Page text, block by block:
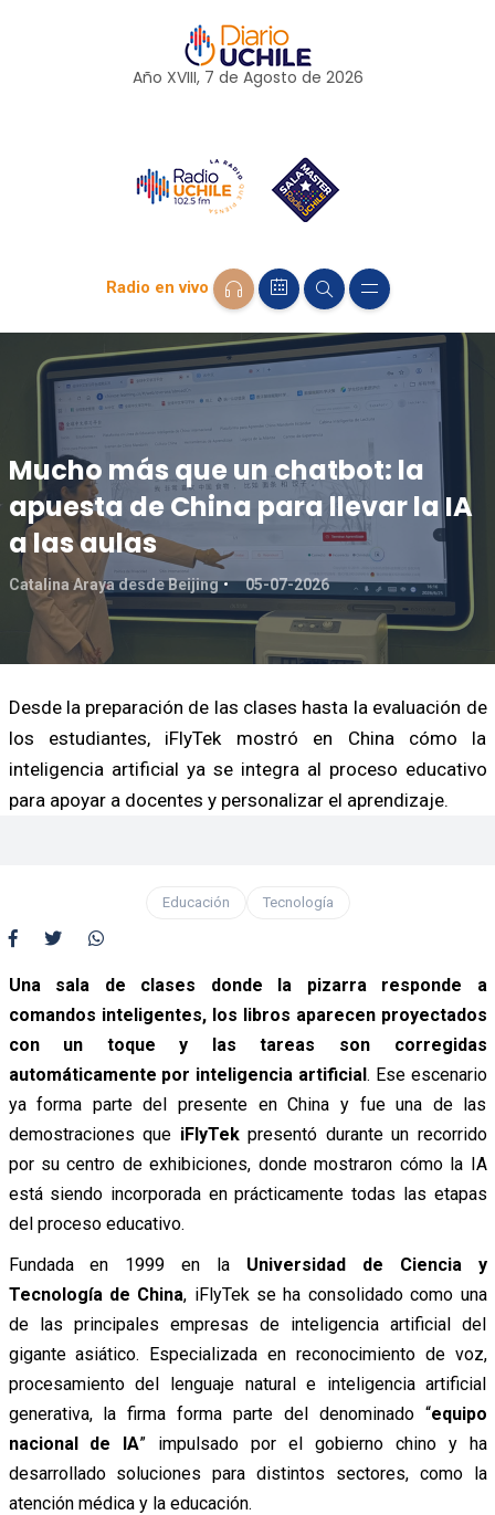
Año XVIII, 7 de Agosto de 2026
Radio en vivo
Mucho más que un chatbot: la
apuesta de China para llevar la IA
a las aulas
Catalina Araya desde Beijing 05-07-2026
Desde la preparación de las clases hasta la evaluación de
los estudiantes, iFlyTek mostró en China cómo la
inteligencia artificial ya se integra al proceso educativo
para apoyar a docentes y personalizar el aprendizaje.
Educación Tecnología
Una sala de clases donde la pizarra responde a
comandos inteligentes, los libros aparecen proyectados
con un toque y las tareas son corregidas
automáticamente por inteligencia artificial. Ese escenario
ya forma parte del presente en China y fue una de las
demostraciones que iFlyTekpresentó durante un recorrido
por su centro de exhibiciones, donde mostraron cómo la IA
está siendo incorporada en prácticamente todas las etapas
del proceso educativo.
Fundada en 1999 en la Universidad de Ciencia y
Tecnología de China, iFlyTek se ha consolidado como una
de las principales empresas de inteligencia artificial del
gigante asiático. Especializada en reconocimiento de voz,
procesamiento del lenguaje natural e inteligencia artificial
generativa, la firma forma parte del denominado “equipo
nacional de IA” impulsado por el gobierno chino y ha
desarrollado soluciones para distintos sectores, como la
atención médica y la educación.